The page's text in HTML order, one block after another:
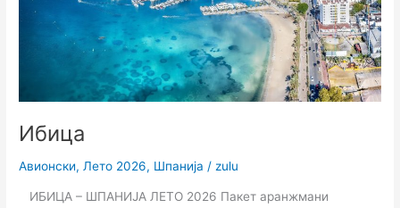
Ибица
Авионски, Лето 2026, Шпанија / zulu
ИБИЦА – ШПАНИЈА ЛЕТО 2026 Пакет аранжмани